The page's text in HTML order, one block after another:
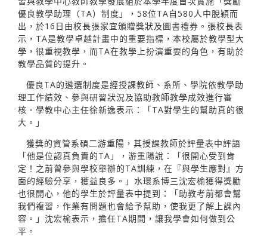
優良教學助理（TA）制度」，58位TA自580人中脫穎而
出，於16日由校長張家宜頒贈獎狀及圖書禮券。張校長表
示，TA是教學卓越計畫中的重要指標，本校屬於教學型大
學，很重視教學，而TA在教學上扮演重要的角色，有助於
教學品質的提升。
優良TA的遴選制度是經授課教師、系所、學院依教學助
理工作績效、參與研習狀況及協助教師教學成效進行審
核。學教中心主任徐新逸表示：「TA對學生的幫助真的很
大。」
獲獎的資管系碩二游重陽，其授課教師於評量表中評語
「他是位認真負責的TA」，游重陽說：「很開心受到肯
定！之前曾參與學校舉辦的TA訓練，在『與學生應對』方
面的經驗分享，獲益良多。」水環系博三沈宏榆獲得獎勵
也很開心，他的學生於評量表中提到：「助教考前都會幫
我們複習，作業有問題也會給予幫助，使我更了解上課內
容。」沈宏榆表示，擔任TA期間，讓我學會如何做到公
平。